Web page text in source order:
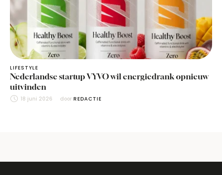
LIFESTYLE
Nederlandse startup VYVO wil energiedrank opnieuw
uitvinden
18 juni 2026 door REDACTIE